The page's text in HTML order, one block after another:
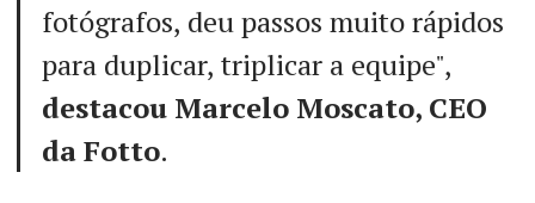
fotógrafos, deu passos muito rápidos
para duplicar, triplicar a equipe",
destacou Marcelo Moscato, CEO
da Fotto.